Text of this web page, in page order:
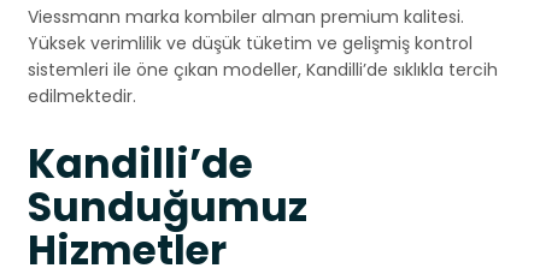
Viessmann marka kombiler alman premium kalitesi.
Yüksek verimlilik ve düşük tüketim ve gelişmiş kontrol
sistemleri ile öne çıkan modeller, Kandilli’de sıklıkla tercih
edilmektedir.
Kandilli’de
Sunduğumuz
Hizmetler